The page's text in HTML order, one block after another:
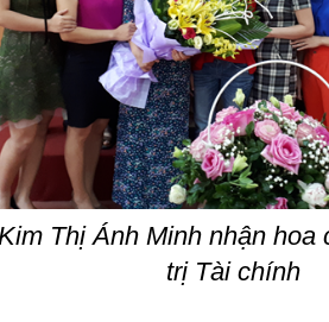
Thị Ánh Minh nhận hoa
trị Tài chính